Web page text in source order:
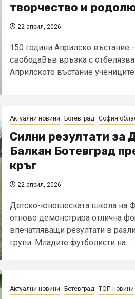
творчество и
22 април, 2026
150 години Априлско въстание
свободаВъв връзка с
Априлското въстание учениците
Актуални новини Ботевград София
Силни резултати
Балкан Ботевград
кръг
22 април, 2026
Детско-юношеската школа на
отново демонстрира отлична
впечатляващи резултати в
групи. Младите футболисти на...
Актуални новини Ботевград ТОП новини